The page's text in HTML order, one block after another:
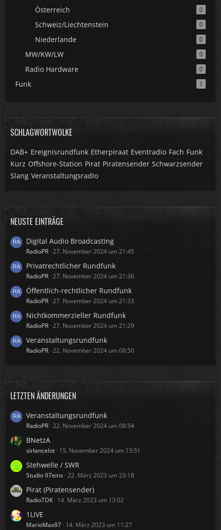
Österreich 0
Schweiz/Liechtenstein 0
Niederlande 0
MW/KW/LW 0
Radio Hardware 0
Funk 1
SCHLAGWORTWOLKE
DAB+ Ereignisrundfunk Etherpiraat Eventradio Fach Funk
Kurz Offshore-Station Pirat Piratensender Schwarzsender
Slang Veranstaltungsradio
NEUSTE EINTRÄGE
Digital Audio Broadcasting
RadioPR 27. November 2024 um 21:45
Privatrechtlicher Rundfunk
RadioPR 27. November 2024 um 21:36
Öffentlich-rechtlicher Rundfunk
RadioPR 27. November 2024 um 21:33
Nichtkommerzieller Rundfunk
RadioPR 27. November 2024 um 21:29
Veranstaltungsrundfunk
RadioPR 22. November 2024 um 08:50
LETZTEN ÄNDERUNGEN
Veranstaltungsrundfunk
RadioPR 22. November 2024 um 08:54
BNetzA
sirlancelot 15. November 2024 um 13:51
Stehwelle / SWR
Studio 97eins 22. März 2023 um 23:18
Pirat (Piratensender)
RadioTDK 14. März 2023 um 13:02
1LIVE
MarioMax97 14. März 2023 um 11:27